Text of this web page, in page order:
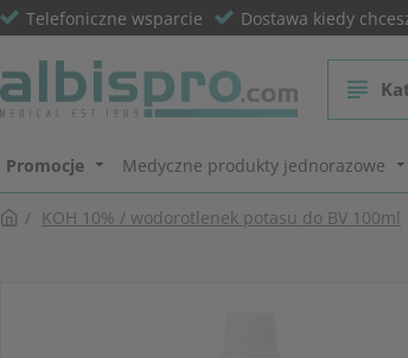
Telefoniczne wsparcie Dostawa kiedy
Promocje Medyczne produkty jednorazowe
KOH 10% / wodorotlenek potasu do BV 100ml